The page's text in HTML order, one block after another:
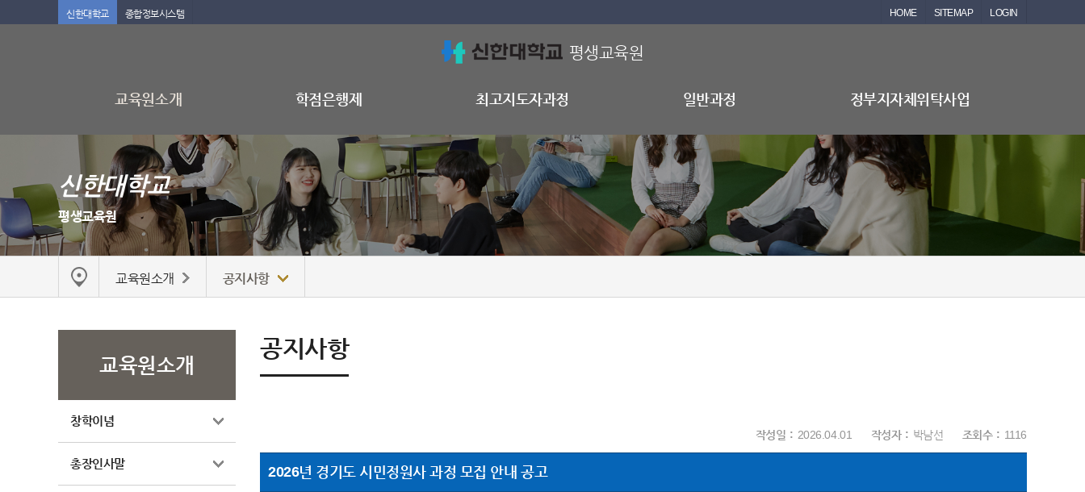
신한대학교 종합정보시스템
평생교육원
HOME SITEMAP LOGIN
교육원소개 학점은행제 최고지도자과정 일반과정 정부지자체위탁사업
신한대학교
평생교육원
교육원소개 공지사항
교육원소개
창학이념
총장인사말
공지사항
작성일 2026.04.01 작성자 박남선 조회수 1116
2026년 경기도 시민정원사 과정 모집 안내 공고